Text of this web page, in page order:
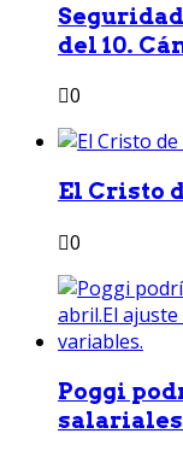
del 10.
0
El Cristo
0
Poggi
salariales